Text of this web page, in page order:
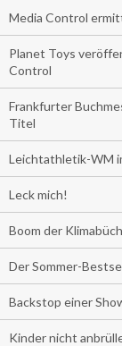
Media Control
Planet Toys
Control
Frankfurter
Titel
Leichtathletik-WM
Leck mich!
Boom der
Der Sommer-
Backstop einer
Kinder nicht